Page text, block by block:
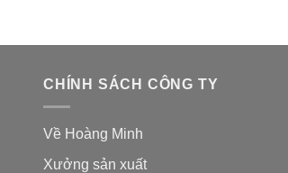
CHÍNH SÁCH CÔNG TY
Về Hoàng Minh
Xưởng sản xuất